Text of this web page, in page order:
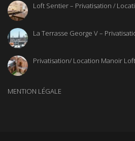
Loft Sentier – Privatisation /
La Terrasse George V –
Privatisation/ Location Manoir
MENTION LÉGALE